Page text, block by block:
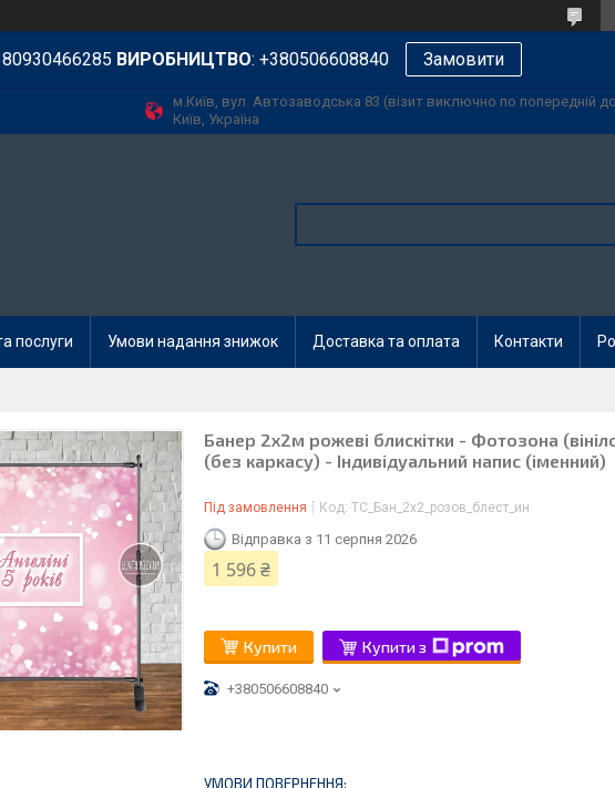
ВИРОБНИЦТВО: +380506608840 Замовити
м.Київ, вул. Автозаводська 83 (візит виключно по попередній
Київ, Україна
послуги Умови надання знижок Доставка та оплата Контакти
Банер 2х2м рожеві блискітки - Фотозона
(без каркасу) - Індивідуальний напис (іменний)
Під замовлення Код: ТС_Бан_2х2_розов_блест_ин
Відправка з 11 серпня 2026
1 596 ₴
Купити Купити з
+380506608840